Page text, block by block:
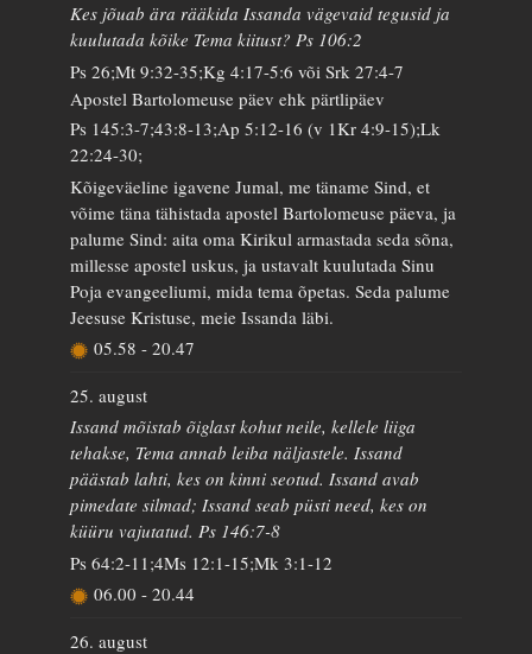
Kes jõuab ära rääkida Issanda vägevaid tegusid ja
kuulutada kõike Tema kiitust? Ps 106:2
Ps 26;Mt 9:32-35;Kg 4:17-5:6 või Srk 27:4-7
Apostel Bartolomeuse päev ehk pärtlipäev
Ps 145:3-7;43:8-13;Ap 5:12-16 (v 1Kr 4:9-15);Lk
22:24-30;
Kõigeväeline igavene Jumal, me täname Sind, et
võime täna tähistada apostel Bartolomeuse päeva, ja
palume Sind: aita oma Kirikul armastada seda sõna,
millesse apostel uskus, ja ustavalt kuulutada Sinu
Poja evangeeliumi, mida tema õpetas. Seda palume
Jeesuse Kristuse, meie Issanda läbi.
05.58 - 20.47
25. august
Issand mõistab õiglast kohut neile, kellele liiga
tehakse, Tema annab leiba näljastele. Issand
päästab lahti, kes on kinni seotud. Issand avab
pimedate silmad; Issand seab püsti need, kes on
küüru vajutatud. Ps 146:7-8
Ps 64:2-11;4Ms 12:1-15;Mk 3:1-12
06.00 - 20.44
26. august